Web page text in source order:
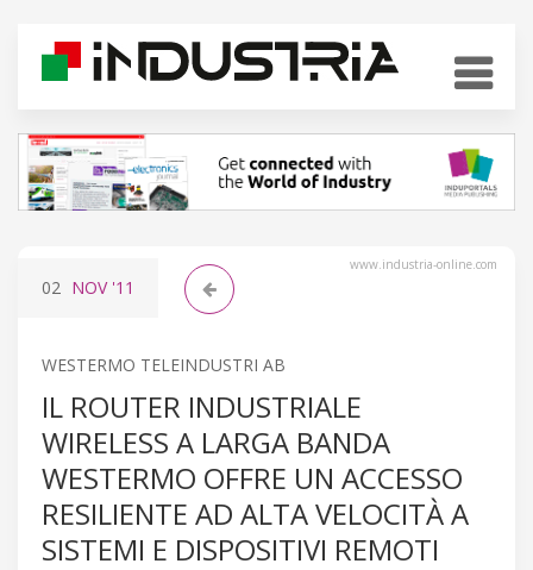
www.industria-online.com
02 NOV'11
WESTERMO TELEINDUSTRI AB
IL ROUTER INDUSTRIALE
WIRELESS A LARGA BANDA
WESTERMO OFFRE UN ACCESSO
RESILIENTE AD ALTA VELOCITÀ A
SISTEMI E DISPOSITIVI REMOTI